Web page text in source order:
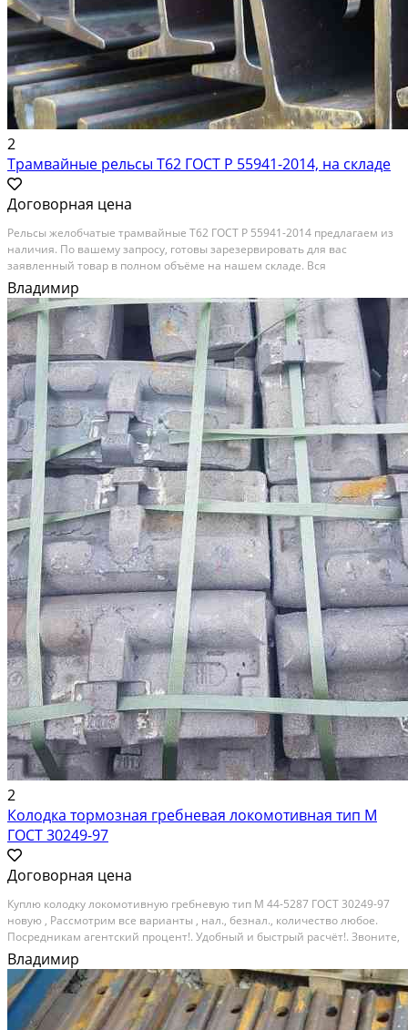
2
Трамвайные рельсы Т62 ГОСТ Р 55941-2014, на складе
Договорная цена
Рельсы желобчатые трамвайные Т62 ГОСТ Р 55941-2014 предлагаем из
наличия. По вашему запросу, готовы зарезервировать для вас
заявленный товар в полном объёме на нашем складе. Вся
предлагаемая к поставке новая продукция проходит проверку качества
ОТК и сопровождается сертификатом качества, либо...
Владимир
2
Колодка тормозная гребневая локомотивная тип М
ГОСТ 30249-97
Договорная цена
Куплю колодку локомотивную гребневую тип М 44-5287 ГОСТ 30249-97
новую , Рассмотрим все варианты , нал., безнал., количество любое.
Посредникам агентский процент!. Удобный и быстрый расчёт!. Звоните,
или отправляйте ваше предложение нам на почту
Владимир